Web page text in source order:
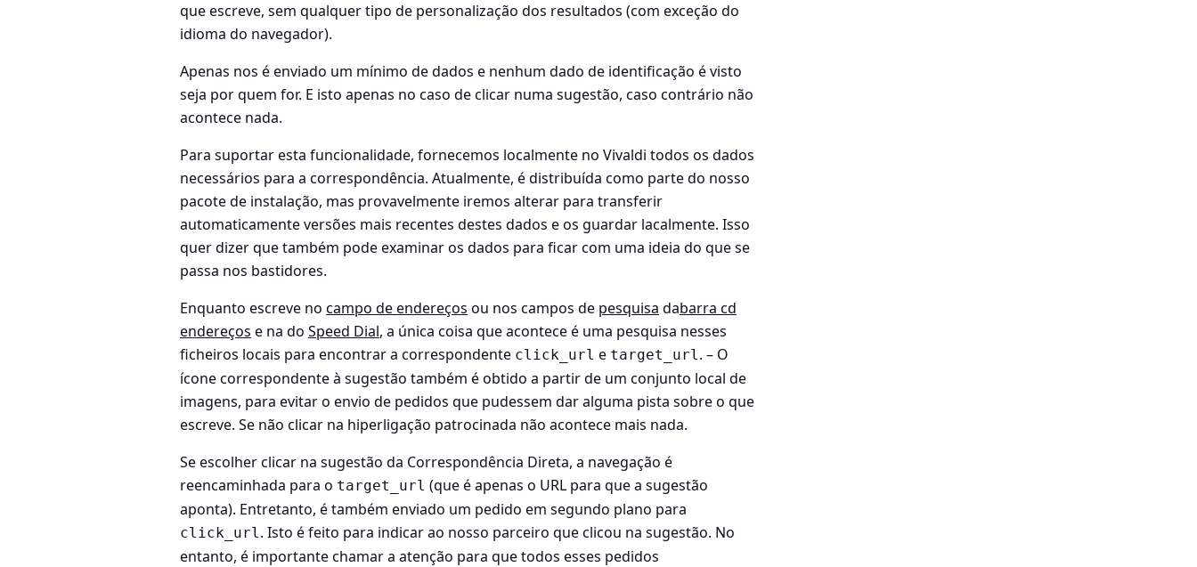
que escreve, sem qualquer tipo de personalização dos resultados (com exceção do
idioma do navegador).
Apenas nos é enviado um mínimo de dados e nenhum dado de identificação é visto
seja por quem for. E isto apenas no caso de clicar numa sugestão, caso contrário não
acontece nada.
Para suportar esta funcionalidade, fornecemos localmente no Vivaldi todos os dados
necessários para a correspondência. Atualmente, é distribuída como parte do nosso
pacote de instalação, mas provavelmente iremos alterar para transferir
automaticamente versões mais recentes destes dados e os guardar lacalmente. Isso
quer dizer que também pode examinar os dados para ficar com uma ideia do que se
passa nos bastidores.
Enquanto escreve no campo de endereços ou nos campos de pesquisa dabarra cd
endereços e na do Speed Dial, a única coisa que acontece é uma pesquisa nesses
ficheiros locais para encontrar a correspondente click_url e target_url. – O
ícone correspondente à sugestão também é obtido a partir de um conjunto local de
imagens, para evitar o envio de pedidos que pudessem dar alguma pista sobre o que
escreve. Se não clicar na hiperligação patrocinada não acontece mais nada.
Se escolher clicar na sugestão da Correspondência Direta, a navegação é
reencaminhada para o target_url (que é apenas o URL para que a sugestão
aponta). Entretanto, é também enviado um pedido em segundo plano para
click_url. Isto é feito para indicar ao nosso parceiro que clicou na sugestão. No
entanto, é importante chamar a atenção para que todos esses pedidos